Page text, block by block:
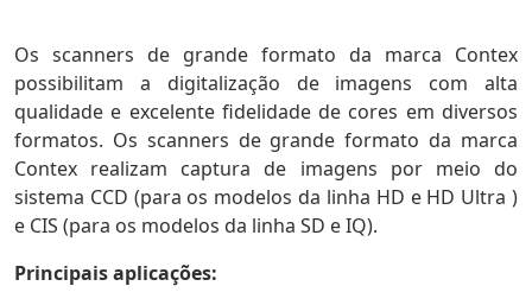
Os scanners de grande formato da marca Contex
possibilitam a digitalização de imagens com alta
qualidade e excelente fidelidade de cores em diversos
formatos. Os scanners de grande formato da marca
Contex realizam captura de imagens por meio do
sistema CCD (para os modelos da linha HD e HD Ultra )
e CIS (para os modelos da linha SD e IQ).
Principais aplicações: